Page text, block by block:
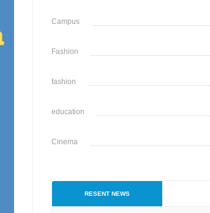
Campus
Fashion
fashion
education
Cinema
RESENT NEWS